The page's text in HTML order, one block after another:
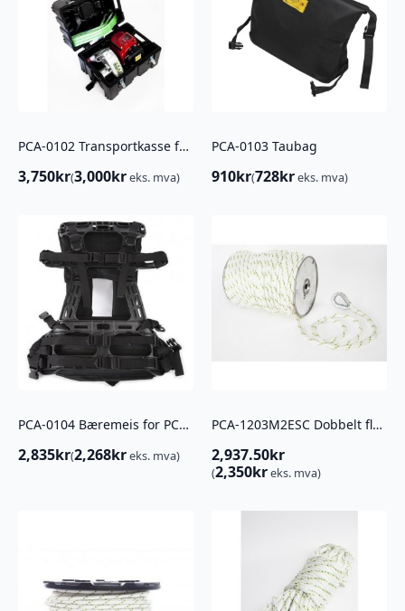
PCA-0102 Transportkasse for PCW-3000
3,750kr(3,000kreks. mva)
PCA-0103 Taubag
910kr(728kreks. mva)
PCA-0104 Bæremeis for PCW3000
2,835kr(2,268kreks. mva)
PCA-1203M2ESC Dobbelt flettet polyestertau m/ kauser. 10mm x 100m
2,937.50kr
(2,350kreks. mva)